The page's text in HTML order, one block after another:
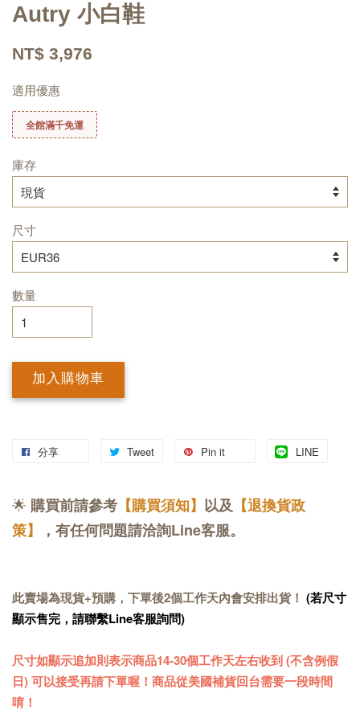
Autry 小白鞋
NT$ 3,976
適用優惠
全館滿千免運
庫存
尺寸
數量
加入購物車
分享 Tweet Pin it LINE
🌟 購買前請參考 【購買須知】 以及 【退換貨政
策】
，有任何問題請洽詢Line客服。
此賣場為現貨+預購，下單後2個工作天內會安排出貨！ (若尺寸
顯示售完，請聯繫Line客服詢問)
尺寸如顯示追加則表示商品14-30個工作天左右收到 (不含例假
日) 可以接受再請下單喔！商品從美國補貨回台需要一段時間
唷！